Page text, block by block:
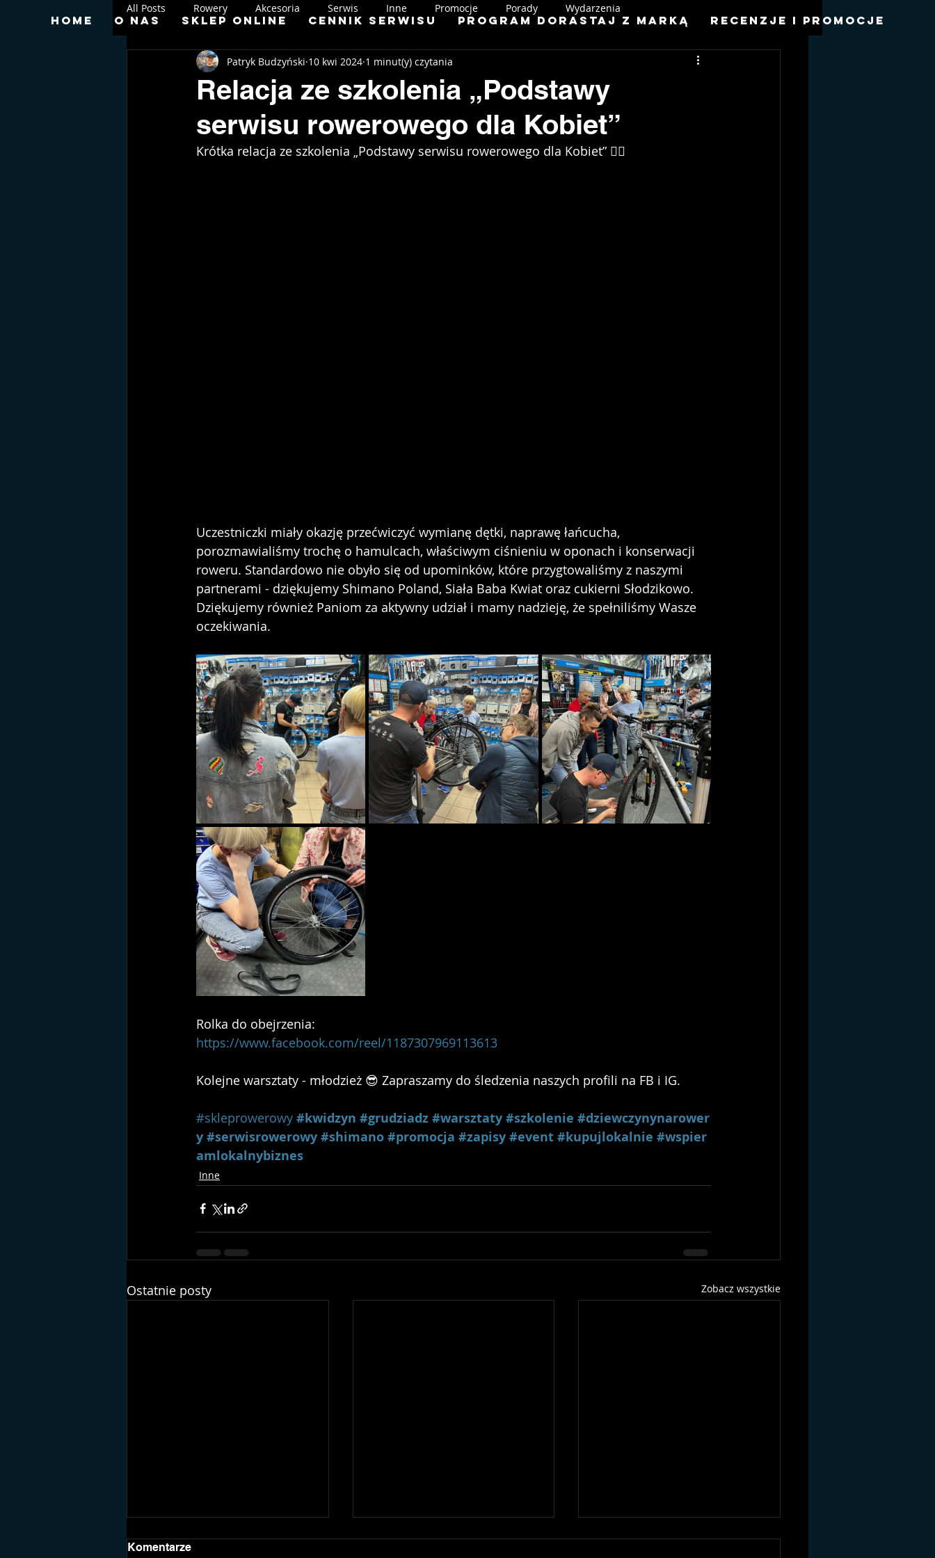
Home O nas Sklep online Cennik serwisu Program Dorastaj z marką Recenzje i promocje
All Posts Rowery Akcesoria Serwis Inne Promocje Porady Wydarzenia
Relacja ze szkolenia „Podstawy
serwisu rowerowego dla Kobiet”
Patryk Budzyński 10 kwi 2024 1 minut(y) czytania
Krótka relacja ze szkolenia „Podstawy serwisu rowerowego dla Kobiet” 👌🏻
Uczestniczki miały okazję przećwiczyć wymianę dętki, naprawę łańcucha,
porozmawialiśmy trochę o hamulcach, właściwym ciśnieniu w oponach i konserwacji
roweru. Standardowo nie obyło się od upominków, które przygtowaliśmy z naszymi
partnerami - dziękujemy Shimano Poland, Siała Baba Kwiat oraz cukierni Słodzikowo.
Dziękujemy również Paniom za aktywny udział i mamy nadzieję, że spełniliśmy Wasze
oczekiwania.
Rolka do obejrzenia:
https://www.facebook.com/reel/1187307969113613
Kolejne warsztaty - młodzież 😎 Zapraszamy do śledzenia naszych profili na FB i IG.
#skleprowerowy #kwidzyn #grudziadz #warsztaty #szkolenie #dziewczynynarower
y #serwisrowerowy #shimano #promocja #zapisy #event #kupujlokalnie #wspier
amlokalnybiznes
Inne
Ostatnie posty Zobacz wszystkie
Komentarze